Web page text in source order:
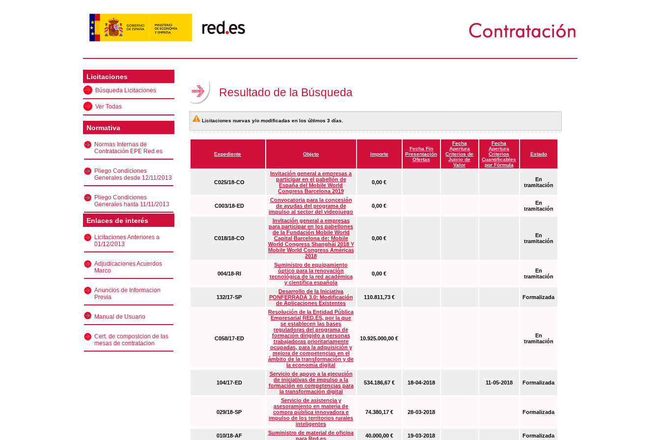
Licitaciones
Búsqueda Licitaciones
Ver Todas
Normativa
Normas Internas de
Contratación EPE Red.es
Pliego Condiciones
Generales desde 12/11/2013
Pliego Condiciones
Generales hasta 11/11/2013
Enlaces de interés
Licitaciones Anteriores a
01/12/2013
Adjudicaciones Acuerdos
Marco
Anuncios de Informacion
Previa
Manual de Usuario
Cert. de composicion de las
mesas de contratacion
Resultado de la Búsqueda
Licitaciones nuevas y/o modificadas en los últimos 3 días.
Expediente Objeto Importe
Fecha Fin
Presentación
Ofertas
Fecha
Apertura
Criterios de
Juicio de
Valor
Fecha
Apertura
Criterios
Cuantificables
por Fórmula
Estado
C025/18-CO
Invitación general a empresas a
participar en el pabellón de
España del Mobile World
Congress Barcelona 2019
0,00 €
En
tramitación
C003/18-ED
Convocatoria para la concesión
de ayudas del programa de
impulso al sector del videojuego
0,00 €
En
tramitación
C018/18-CO
Invitación general a empresas
para participar en los pabellones
de la Fundación Mobile World
Capital Barcelona de: Mobile
World Congress Shanghái 2018 Y
Mobile World Congress Américas
2018
0,00 €
En
tramitación
004/18-RI
Suministro de equipamiento
óptico para la renovación
tecnológica de la red académica
y científica española
0,00 €
En
tramitación
132/17-SP
Desarrollo de la Iniciativa
PONFERRADA 3.0: Modificación
de Aplicaciones Existentes
110.811,73 € Formalizada
C058/17-ED
Resolución de la Entidad Pública
Empresarial RED.ES, por la que
se establecen las bases
reguladoras del programa de
formación dirigido a personas
trabajadoras prioritariamente
ocupadas, para la adquisición y
mejora de competencias en el
ámbito de la transformación y de
la economía digital
10.925.000,00 €
En
tramitación
104/17-ED
Servicio de apoyo a la ejecución
de iniciativas de impulso a la
formación en competencias para
la transformación digital
534.186,67 € 18-04-2018 11-05-2018 Formalizada
029/18-SP
Servicio de asistencia y
asesoramiento en materia de
compra pública innovadora e
impulso de los territorios rurales
inteligentes
74.380,17 € 28-03-2018 Formalizada
010/18-AF
Suministro de material de oficina
para Red.es
40.000,00 € 19-03-2018 Formalizada